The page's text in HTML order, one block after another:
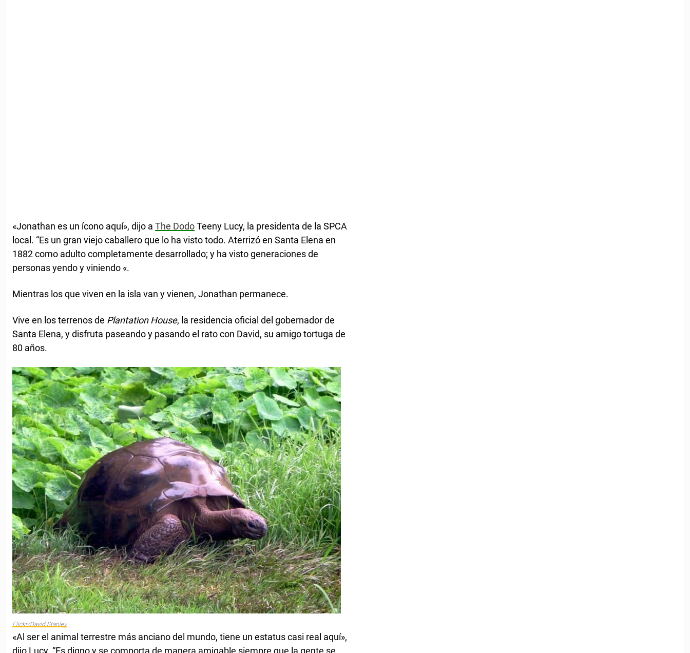
«Jonathan es un ícono aquí», dijo a The DodoTeeny Lucy, la presidenta de la SPCA
local. “Es un gran viejo caballero que lo ha visto todo. Aterrizó en Santa Elena en
1882 como adulto completamente desarrollado; y ha visto generaciones de
personas yendo y viniendo «.
Mientras los que viven en la isla van y vienen, Jonathan permanece.
Vive en los terrenos de Plantation House, la residencia oficial del gobernador de
Santa Elena, y disfruta paseando y pasando el rato con David, su amigo tortuga de
80 años.
Flickr/David Stanley
«Al ser el animal terrestre más anciano del mundo, tiene un estatus casi real aquí»,
dijo Lucy. “Es digno y se comporta de manera amigable siempre que la gente se